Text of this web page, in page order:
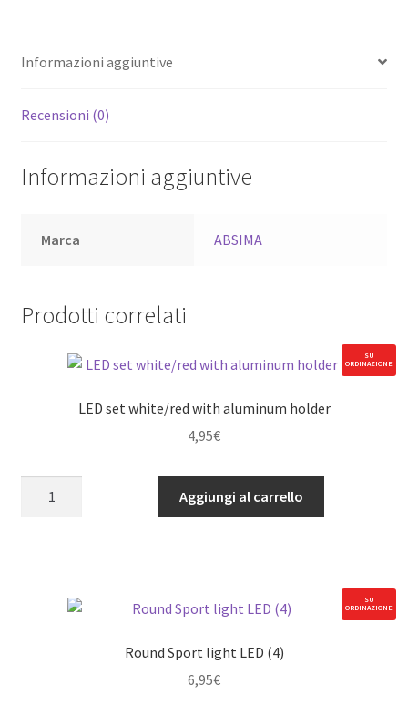
Informazioni aggiuntive
Recensioni (0)
Informazioni aggiuntive
Marca ABSIMA
Prodotti correlati
SU
ORDINAZIONE
LED set white/red with aluminum holder
4,95€
Aggiungi al carrello
SU
ORDINAZIONE
Round Sport light LED (4)
6,95€